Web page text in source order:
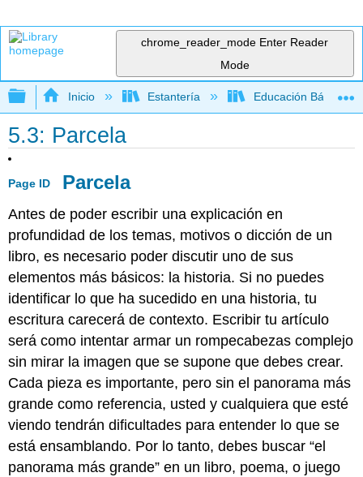
chrome_reader_mode Enter Reader
Mode
Expandir/contraer jerarquía global
Inicio Estantería Educación Básica
5.3: Parcela
Page ID Parcela
Antes de poder escribir una explicación en
profundidad de los temas, motivos o dicción de un
libro, es necesario poder discutir uno de sus
elementos más básicos: la historia. Si no puedes
identificar lo que ha sucedido en una historia, tu
escritura carecerá de contexto. Escribir tu artículo
será como intentar armar un rompecabezas complejo
sin mirar la imagen que se supone que debes crear.
Cada pieza es importante, pero sin el panorama más
grande como referencia, usted y cualquiera que esté
viendo tendrán dificultades para entender lo que se
está ensamblando. Por lo tanto, debes buscar “el
panorama más grande” en un libro, poema, o juego